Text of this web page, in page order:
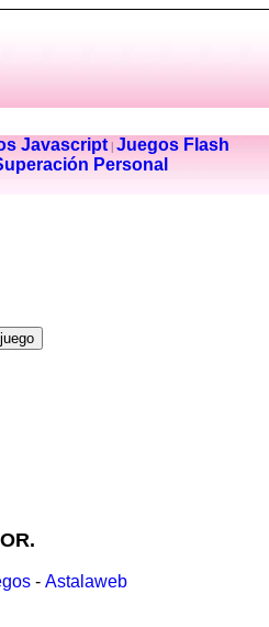
Javascript| Juegos Flash
Personal
- Astalaweb